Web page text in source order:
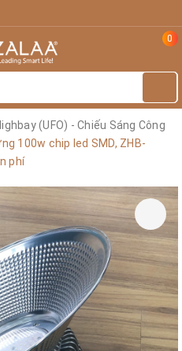
0
(UFO) - Chiếu Sáng Công
100w chip led SMD, ZHB-
phí